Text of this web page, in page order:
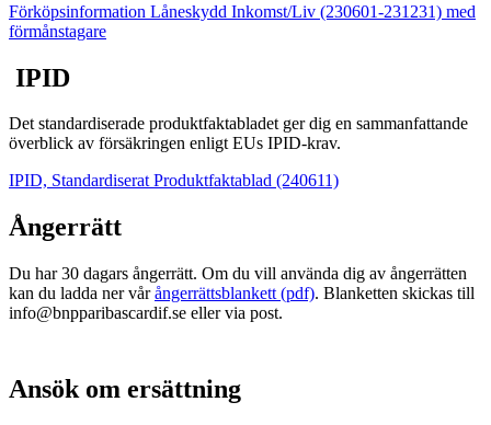
Förköpsinformation Låneskydd Inkomst/Liv (230601-231231) med
förmånstagare
IPID
Det standardiserade produktfaktabladet ger dig en sammanfattande
överblick av försäkringen enligt EUs IPID-krav.
IPID, Standardiserat Produktfaktablad (240611)
Ångerrätt
Du har 30 dagars ångerrätt. Om du vill använda dig av ångerrätten
kan du ladda ner vårångerrättsblankett (pdf). Blanketten skickas till
info@bnpparibascardif.se eller via post.
Ansök om ersättning